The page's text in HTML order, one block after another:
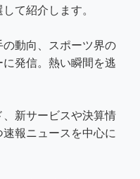
て紹介します。
動向、スポーツ界の
発信。熱い瞬間を逃
新サービスや決算情
報ニュースを中心に